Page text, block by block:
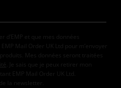
d’EMP et que mes données
Mail Order UK Ltd pour m’envoyer
Mes données seront traitées
. Je sais que je peux retirer mon
EMP Mail Order UK Ltd.
la newsletter.